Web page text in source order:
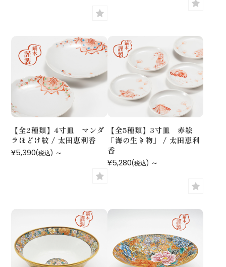
【全2種類】4寸皿 マンダ
ラほどけ紋 / 太田恵利香
¥5,390(税込) ～
【全5種類】3寸皿 赤絵
「海の生き物」 / 太田恵利
香
¥5,280(税込) ～